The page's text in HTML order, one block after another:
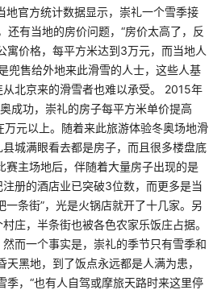
官方统计数据显示，崇礼一个雪季接
有当地的房价问题，“房价太高了，反
寓价格，每平方米达到3万元，而当地人
兜售给外地来此滑雪的人士，这些人基
北京来的滑雪者也难以承受。 2015年
成功，崇礼的房子每平方米单价提高
元以上。随着来此旅游体验冬奥场地滑
城满眼看去都是房子，而且很多楼盘底
主场地后，伴随着大量房子出现的是
册的酒店业已突破3位数，而更多是当
条街”，光是火锅店就开了十几家。另
庄，半条街也被各色农家乐饭庄占据。
而一个事实是，崇礼的季节只有雪季和
黑地，到了饭点永远都是人满为患，
，“也有人自驾或摩旅天路时来这里停